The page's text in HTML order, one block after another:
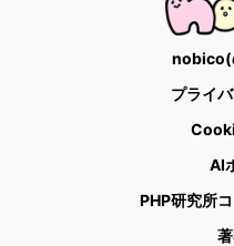
nobico(
プライ
AI
PHP研究所